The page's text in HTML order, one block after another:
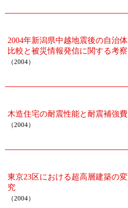
2004年新潟県中越地震後の自治
比較と被災情報発信に関する考察
（2004）
木造住宅の耐震性能と耐震補強
（2004）
東京23区における超高層建築の
究
（2004）